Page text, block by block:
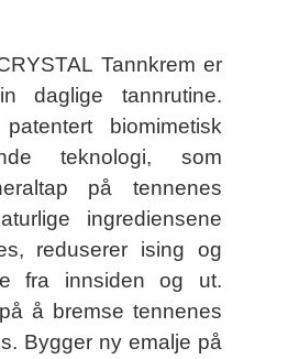
Tannkrem er
daglige tannrutine.
biomimetisk
teknologi, som
på tennenes
ingrediensene
reduserer ising og
fra innsiden og ut.
å bremse tennenes
Bygger ny emalje på